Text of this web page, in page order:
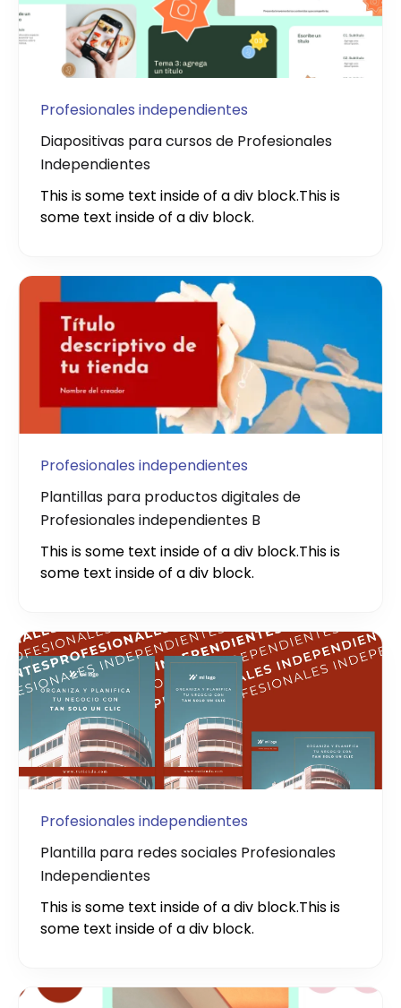
Profesionales independientes
Diapositivas para cursos de Profesionales
Independientes
This is some text inside of a div block.This is
some text inside of a div block.
Profesionales independientes
Plantillas para productos digitales de
Profesionales independientes B
This is some text inside of a div block.This is
some text inside of a div block.
Profesionales independientes
Plantilla para redes sociales Profesionales
Independientes
This is some text inside of a div block.This is
some text inside of a div block.